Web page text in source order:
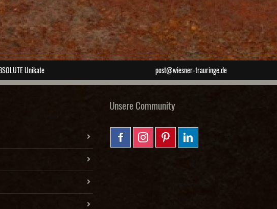
Unikate post@wiesner-trauringe.de
Unsere Community